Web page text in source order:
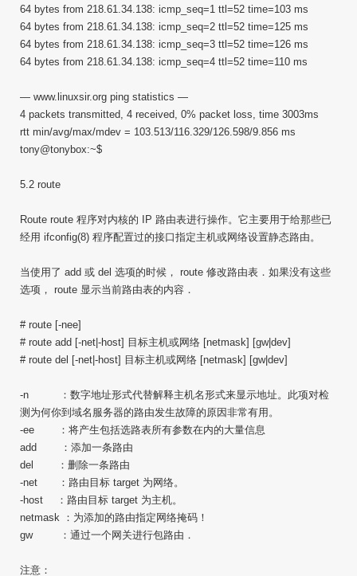
64 bytes from 218.61.34.138: icmp_seq=1 ttl=52 time=103 ms
64 bytes from 218.61.34.138: icmp_seq=2 ttl=52 time=125 ms
64 bytes from 218.61.34.138: icmp_seq=3 ttl=52 time=126 ms
64 bytes from 218.61.34.138: icmp_seq=4 ttl=52 time=110 ms
— www.linuxsir.org ping statistics —
4 packets transmitted, 4 received, 0% packet loss, time 3003ms
rtt min/avg/max/mdev = 103.513/116.329/126.598/9.856 ms
tony@tonybox:~$
5.2 route
Route route 程序对内核的 IP 路由表进行操作。它主要用于给那些已
经用 ifconfig(8) 程序配置过的接口指定主机或网络设置静态路由。
当使用了 add 或 del 选项的时候， route 修改路由表．如果没有这些
选项， route 显示当前路由表的内容．
# route [-nee]
# route add [-net|-host] 目标主机或网络 [netmask] [gw|dev]
# route del [-net|-host] 目标主机或网络 [netmask] [gw|dev]
-n ：数字地址形式代替解释主机名形式来显示地址。此项对检
测为何你到域名服务器的路由发生故障的原因非常有用。
-ee ：将产生包括选路表所有参数在内的大量信息
add ：添加一条路由
del ：删除一条路由
-net ：路由目标 target 为网络。
-host ：路由目标 target 为主机。
netmask ：为添加的路由指定网络掩码！
gw ：通过一个网关进行包路由．
注意：